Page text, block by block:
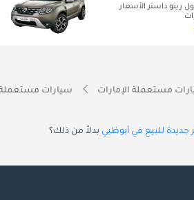
داستر الأسعار
مستعملة الإمارات سيارات
جديدة للبيع في أبوظبي بدلاً من ذلك؟